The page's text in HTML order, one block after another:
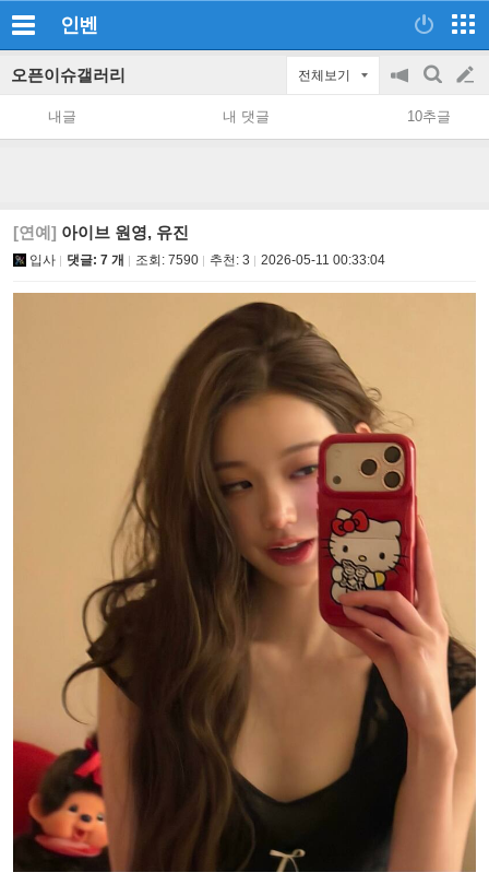
인벤
오픈이슈갤러리 전체보기
공
지
on/off
검
색
글
쓰
내글 내 댓글 10추글
[연예] 아이브 원영, 유진
입사 댓글: 7 개 조회: 7590 추천: 3 2026-05-11 00:33:04